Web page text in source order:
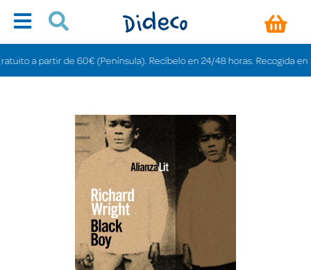
a partir de 60€ (Península). Recíbelo en 24/48 horas. Recogida en